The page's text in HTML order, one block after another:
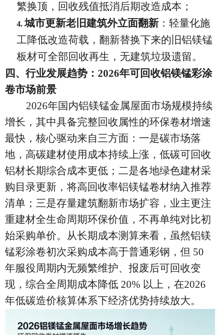
繁换顶，回收残值抵消后期改造成本；
4.城市更新老旧建筑外立面翻新 ：轻量化施
工降低改造荷载，翻新替换下来的旧铝镁锰
板材可全部回收再生，无建筑垃圾遗留。
四、行业发展趋势： 2026年可回收铝镁锰彩涂
卷市场前景
2026年国内铝镁锰金属屋面市场规模持续
增长，其中具备完整回收属性的环保卷材增速
最快，核心驱动来自三方面：一是碳市场落
地，高碳建材使用成本持续上涨，低碳可回收
铝材长期综合成本更低；二是各地绿色建材采
购目录更新，将高回收率铝镁锰卷材纳入推荐
清单；三是存量建筑翻新市场扩容，业主更注
重建材全生命周期环保价值，不再单纯对比初
始采购单价。从长期成本测算来看，虽然铝镁
锰彩涂卷初次采购成本高于普通彩钢，但 50
年服役周期内无频繁维护、报废后可回收变
现，综合全周期成本降低 20% 以上，在2026
年低碳造价核算体系下经济优势持续放大。